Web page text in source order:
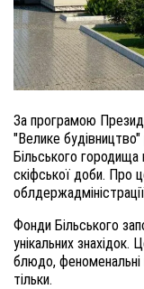
За програмою
"Велике
Більського городища
скіфської доби. Про
Фонди Більського
унікальних знахідок.
блюдо, феноменальні
тільки.